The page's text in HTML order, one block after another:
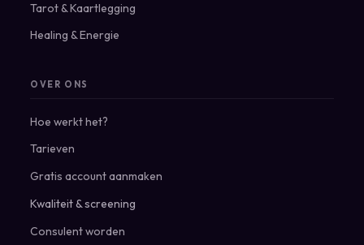
Tarot & Kaartlegging
Healing & Energie
OVER ONS
Hoe werkt het?
Tarieven
Gratis account aanmaken
Kwaliteit & screening
Consulent worden